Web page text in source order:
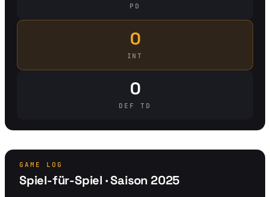
PD
0
INT
0
DEF TD
GAME LOG
Spiel-für-Spiel · Saison 2025